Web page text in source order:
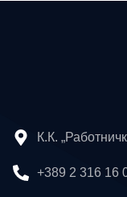
К.К.
+389 2 316 16